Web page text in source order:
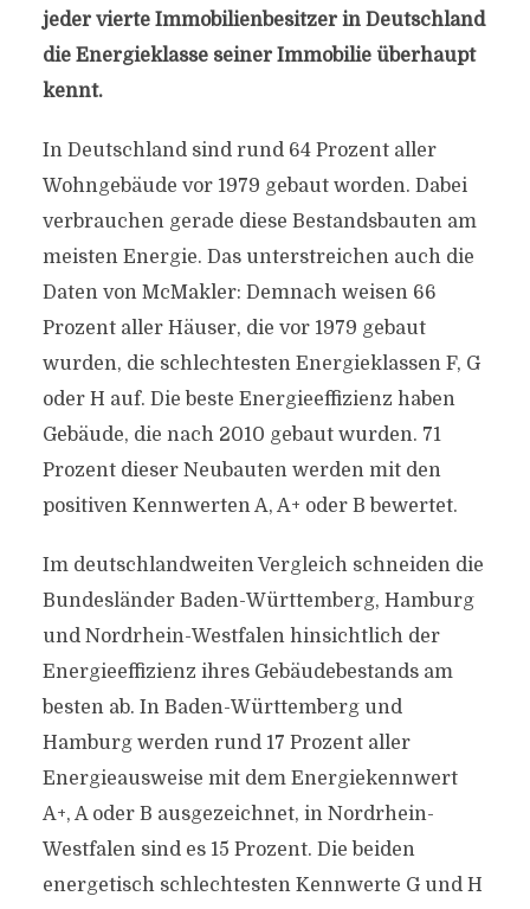
jeder vierte Immobilienbesitzer in Deutschland
die Energieklasse seiner Immobilie überhaupt
kennt.
In Deutschland sind rund 64 Prozent aller
Wohngebäude vor 1979 gebaut worden. Dabei
verbrauchen gerade diese Bestandsbauten am
meisten Energie. Das unterstreichen auch die
Daten von McMakler: Demnach weisen 66
Prozent aller Häuser, die vor 1979 gebaut
wurden, die schlechtesten Energieklassen F, G
oder H auf. Die beste Energieeffizienz haben
Gebäude, die nach 2010 gebaut wurden. 71
Prozent dieser Neubauten werden mit den
positiven Kennwerten A, A+ oder B bewertet.
Im deutschlandweiten Vergleich schneiden die
Bundesländer Baden-Württemberg, Hamburg
und Nordrhein-Westfalen hinsichtlich der
Energieeffizienz ihres Gebäudebestands am
besten ab. In Baden-Württemberg und
Hamburg werden rund 17 Prozent aller
Energieausweise mit dem Energiekennwert
A+, A oder B ausgezeichnet, in Nordrhein-
Westfalen sind es 15 Prozent. Die beiden
energetisch schlechtesten Kennwerte G und H